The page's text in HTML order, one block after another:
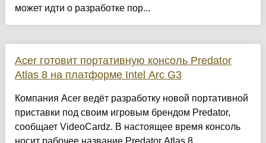
может идти о разработке пор...
Acer готовит портативную консоль Predator
Atlas 8 на платформе Intel Arc G3
Компания Acer ведёт разработку новой портативной
приставки под своим игровым брендом Predator,
сообщает VideoCardz. В настоящее время консоль